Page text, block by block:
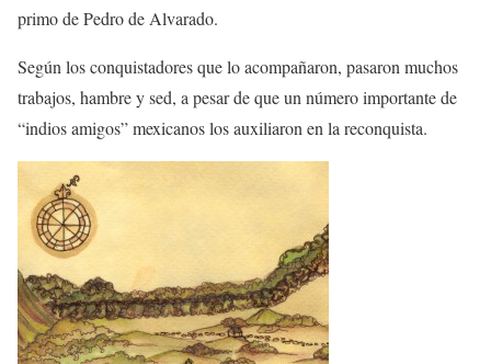
primo de Pedro de Alvarado.
Según los conquistadores que lo acompañaron, pasaron muchos
trabajos, hambre y sed, a pesar de que un número importante de
“indios amigos” mexicanos los auxiliaron en la reconquista.